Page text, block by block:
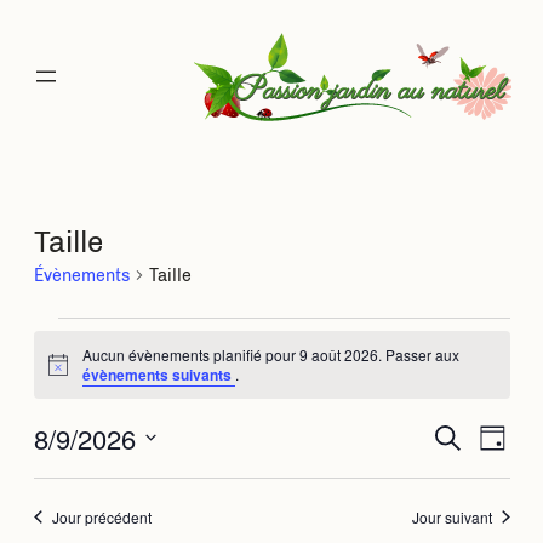
Taille
Évènements Taille
Évènements
9
août
Notice
Aucun évènements planifié pour 9 août 2026. Passer aux
évènements suivants .
et
Recherche
de
Jour
8/9/2026
date.
Jour précédent Jour suivant